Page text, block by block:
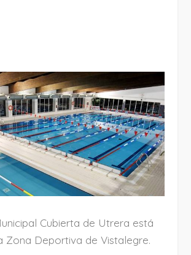
Cubierta de Utrera está
Zona Deportiva de Vistalegre.